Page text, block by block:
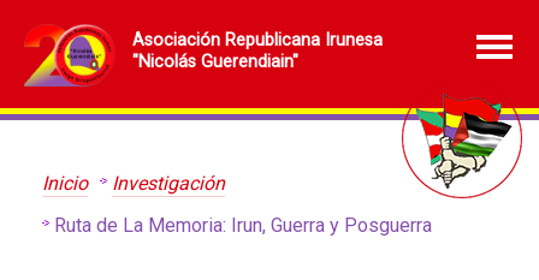
Asociación Republicana Irunesa
"Nicolás Guerendiain"
Inicio
Investigación
Ruta de La Memoria: Irun, Guerra y Posguerra